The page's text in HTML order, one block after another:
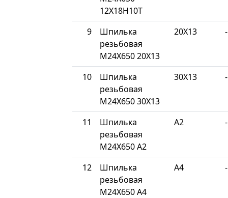
12Х18Н10Т
9
Шпилька
резьбовая
М24Х650 20Х13
20Х13 -
10
Шпилька
резьбовая
М24Х650 30Х13
30Х13 -
11
Шпилька
резьбовая
М24Х650 A2
A2 -
12
Шпилька
резьбовая
М24Х650 A4
A4 -